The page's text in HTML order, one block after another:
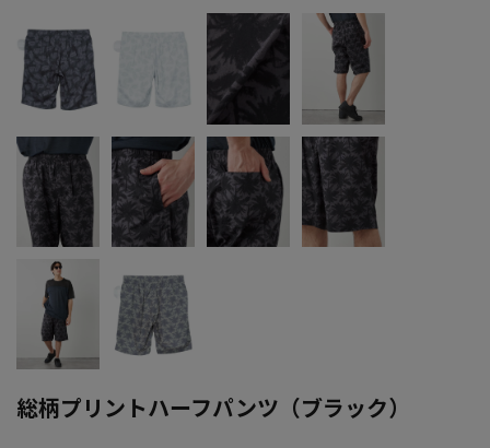
総柄プリントハーフパンツ（ブラック）